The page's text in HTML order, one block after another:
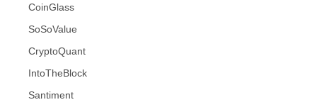
CoinGlass
SoSoValue
CryptoQuant
IntoTheBlock
Santiment